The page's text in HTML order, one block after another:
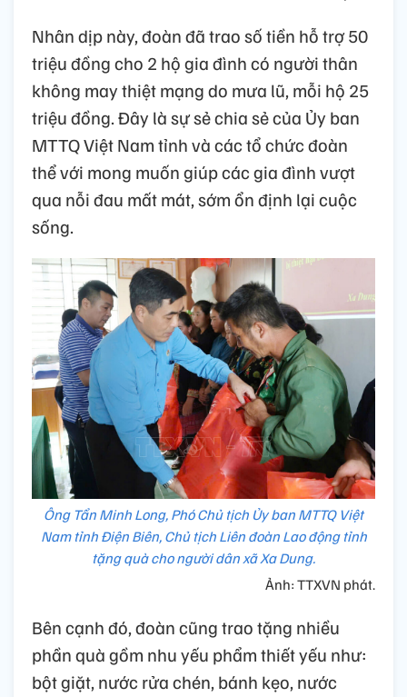
Nhân dịp này, đoàn đã trao số tiền hỗ trợ 50
triệu đồng cho 2 hộ gia đình có người thân
không may thiệt mạng do mưa lũ, mỗi hộ 25
triệu đồng. Đây là sự sẻ chia sẻ của Ủy ban
MTTQ Việt Nam tỉnh và các tổ chức đoàn
thể với mong muốn giúp các gia đình vượt
qua nỗi đau mất mát, sớm ổn định lại cuộc
sống.
Ông Tẩn Minh Long, Phó Chủ tịch Ủy ban MTTQ Việt
Nam tỉnh Điện Biên, Chủ tịch Liên đoàn Lao động tỉnh
tặng quà cho người dân xã Xa Dung.
Ảnh: TTXVN phát.
Bên cạnh đó, đoàn cũng trao tặng nhiều
phần quà gồm nhu yếu phẩm thiết yếu như:
bột giặt, nước rửa chén, bánh kẹo, nước